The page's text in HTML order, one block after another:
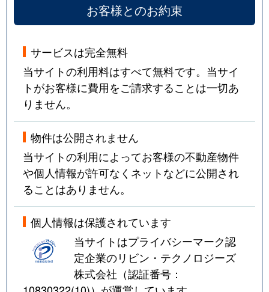
お客様とのお約束
サービスは完全無料
当サイトの利用料はすべて無料です。当サイ
トがお客様に費用をご請求することは一切あ
りません。
物件は公開されません
当サイトの利用によってお客様の不動産物件
や個人情報が許可なくネットなどに公開され
ることはありません。
個人情報は保護されています
当サイトはプライバシーマーク認
定企業のリビン・テクノロジーズ
株式会社（認証番号：